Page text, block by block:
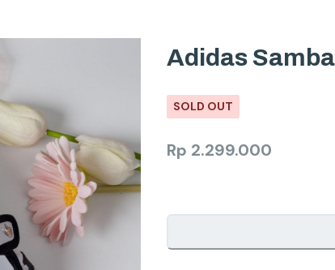
Adidas
SOLD OUT
Rp 2.299.000